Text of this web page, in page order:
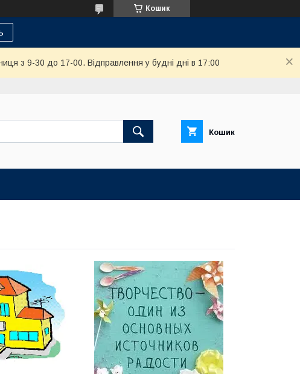
Кошик
з 9-30 до 17-00. Відправлення у будні дні в 17:00
Кошик